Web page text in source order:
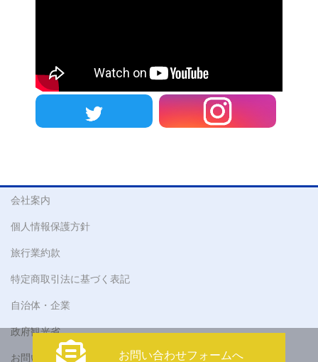
会社案内
個人情報保護方針
旅行業約款
特定商取引法に基づく表記
自治体・企業
政府観光省
お問い合わせ お問い合わせフォームへ